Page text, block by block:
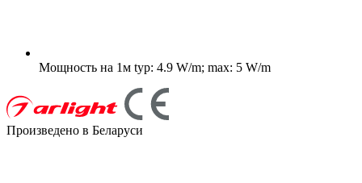
Мощность на 1м typ: 4.9 W/m; max: 5 W/m
Произведено в Беларуси